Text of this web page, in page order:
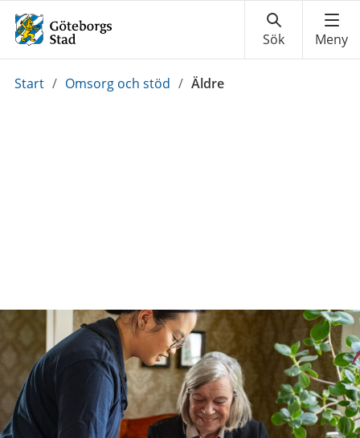
Du
Start / Omsorg och stöd / Äldre